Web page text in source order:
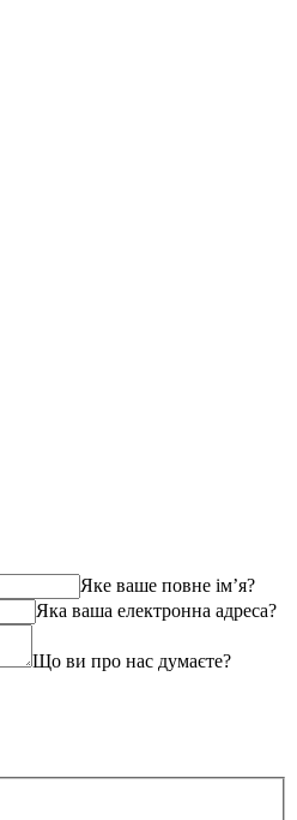
Яке ваше повне ім’я?
Яка ваша електронна адреса?
Що ви про нас думаєте?